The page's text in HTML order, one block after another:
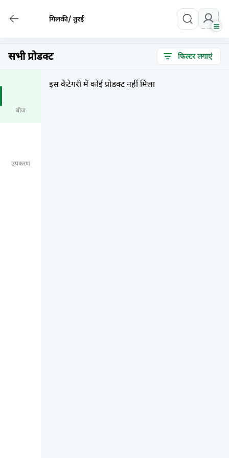
गिलकी/ तुरई
सभी प्रोडक्ट फिल्टर लगाएं
बीज
उपकरण
इस कैटेगरी में कोई प्रोडक्ट नहीं मिला